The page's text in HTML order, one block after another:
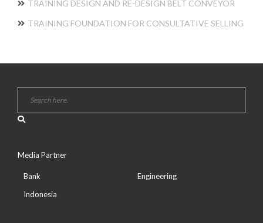
TRAINING DESIGN AND RE-DESIGN BELT CONVEYOR
TRAINING FOUNDATION FOR CONSULTATIVE SELLING
Media Partner
Bank
Indonesia
Engineering